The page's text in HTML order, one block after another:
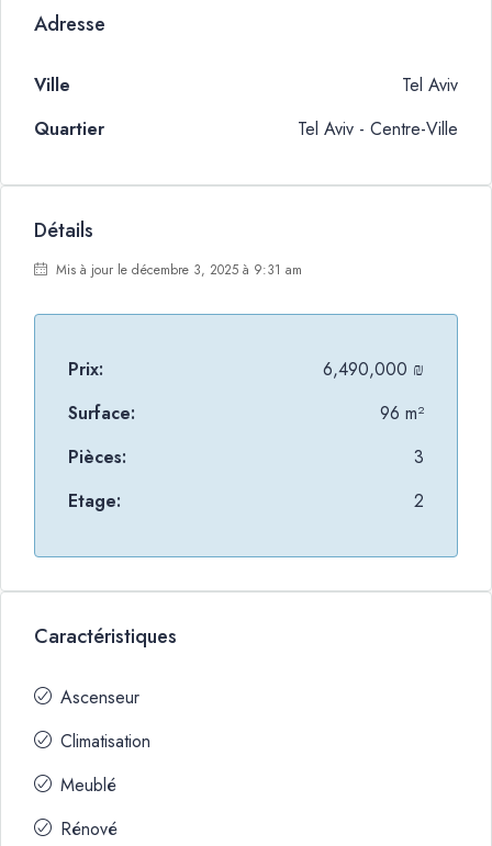
Adresse
Ville
Tel Aviv
Quartier
Tel Aviv - Centre-Ville
Détails
Mis à jour le décembre 3, 2025 à 9:31 am
Prix:
6,490,000 ₪
Surface:
96 m²
Pièces:
3
Etage:
2
Caractéristiques
Ascenseur
Climatisation
Meublé
Rénové